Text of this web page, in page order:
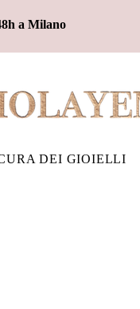
a Milano
DEI GIOIELLI